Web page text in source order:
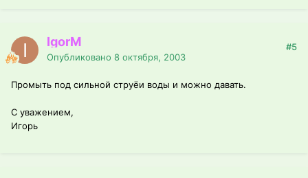
IgorM
Опубликовано 8 октября, 2003
#5
Промыть под сильной струёи воды и можно давать.
С уважением,
Игорь